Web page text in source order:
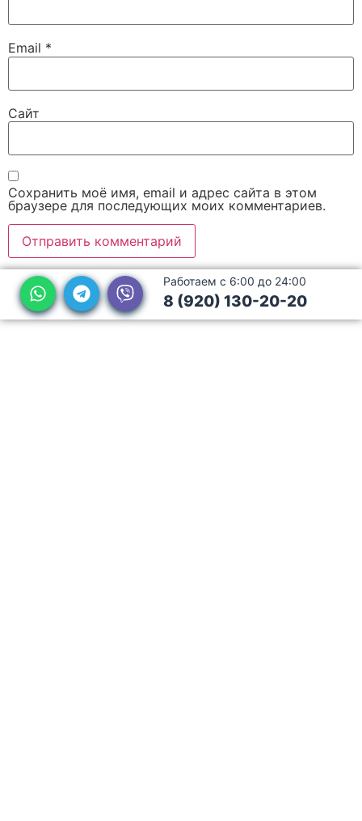
Email *
Сайт
Сохранить моё имя, email и адрес сайта в этом
браузере для последующих моих комментариев.
Работаем с 6:00 до 24:00
8 (920) 130-20-20